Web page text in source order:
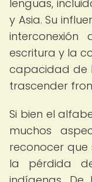
lenguas,
y Asia. Su
escritura y la
capacidad de
trascender
Si bien el
muchos
reconocer
la pérdida